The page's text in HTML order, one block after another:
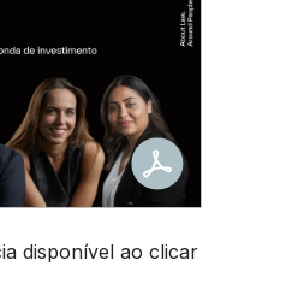
disponível ao clicar